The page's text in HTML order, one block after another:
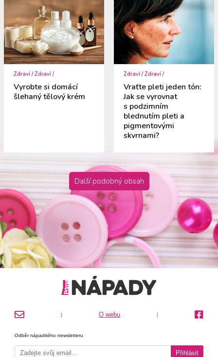
Zdraví /Zdraví /
Vyrobte si domácí
šlehaný tělový krém
Zdraví /Zdraví /
Vraťte pleti jeden tón:
Jak se vyrovnat
s podzimním
blednutím pleti a
pigmentovými
skvrnami?
Další podobný obsah
| O webu |
Odběr nápaditého newsletteru
Přihlásit